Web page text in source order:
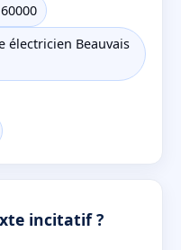
électricien Beauvais
incitatif ?